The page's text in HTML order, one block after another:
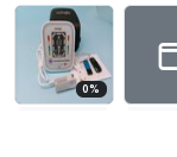
0%